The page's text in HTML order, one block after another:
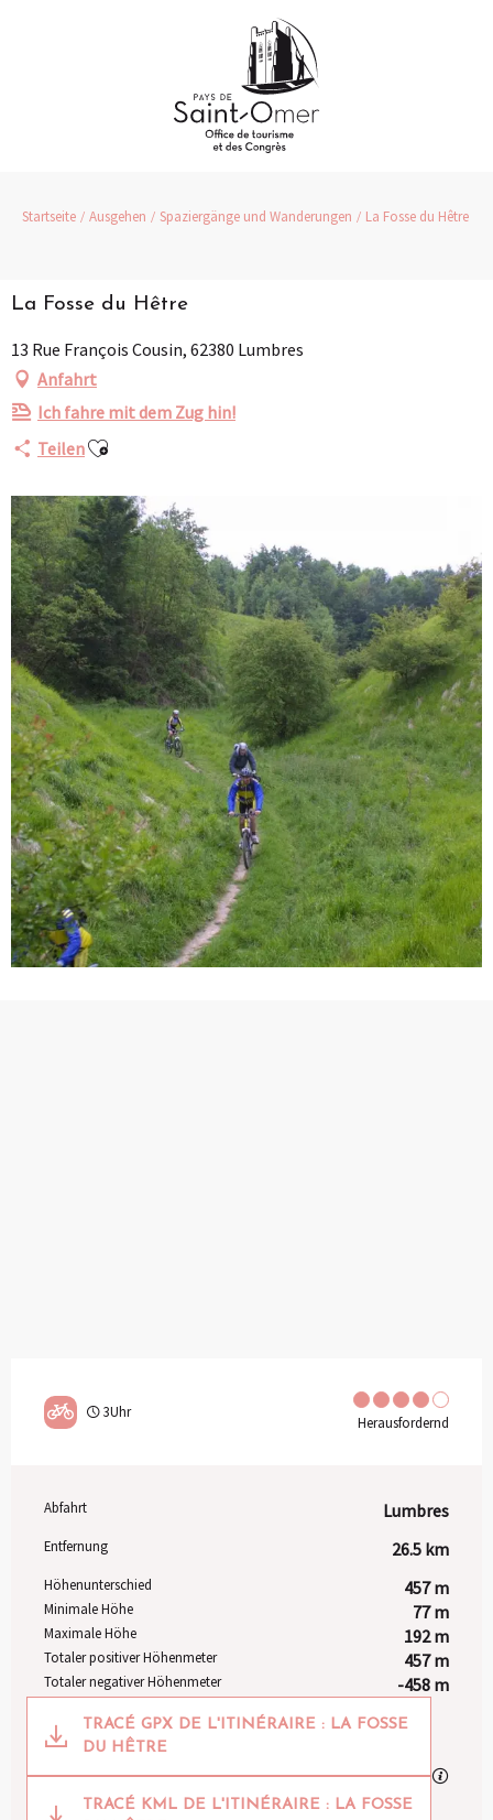
Startseite Ausgehen Spaziergänge und Wanderungen La Fosse du Hêtre
La Fosse du Hêtre
13 Rue François Cousin, 62380 Lumbres
Anfahrt
Ich fahre mit dem Zug hin!
TeilenAjouter aux favoris
3Uhr
Herausfordernd
Praktische Informationen
Abfahrt Lumbres
Entfernung 26.5 km
Höhenunterschied 457 m
Minimale Höhe 77 m
Maximale Höhe 192 m
Totaler positiver Höhenmeter 457 m
Totaler negativer Höhenmeter -458 m
Dokumentation
TRACÉ GPX DE L'ITINÉRAIRE : LA FOSSE
DU HÊTRE
TRACÉ KML DE L'ITINÉRAIRE : LA FOSSE
Mit